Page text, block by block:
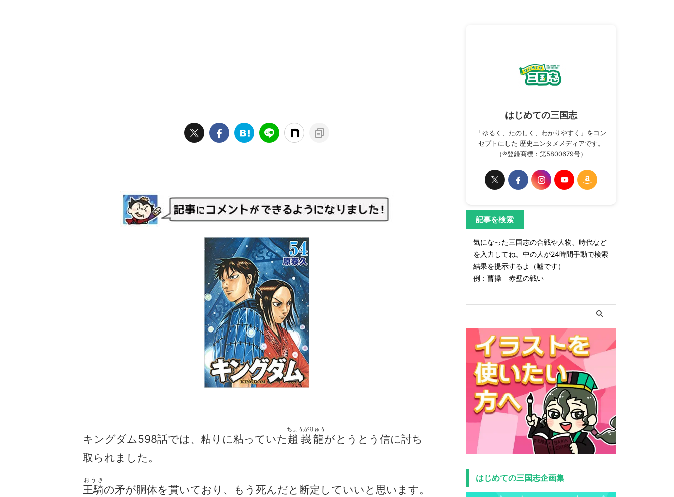
キングダム598話では、粘りに粘っていた趙峩龍
ちょうがりゅう
がとうとう信に討ち
取られました。
王騎
おうき
の矛が胴体を貫いており、もう死んだと断定していいと思います。
はじめての三国志
「ゆるく、たのしく、わかりやすく」をコン
セプトにした 歴史エンタメメディアです。
（®登録商標：第5800679号）
記事を検索
気になった三国志の合戦や人物、時代など
を入力してね。中の人が24時間手動で検索
結果を提示するよ（嘘です）
例：曹操 赤壁の戦い
はじめての三国志企画集